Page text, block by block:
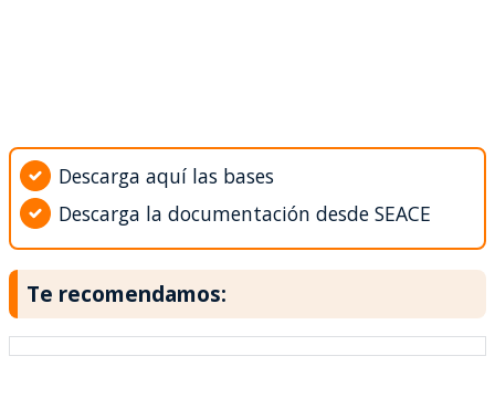
Descarga aquí las bases
Descarga la documentación desde SEACE
Te recomendamos: